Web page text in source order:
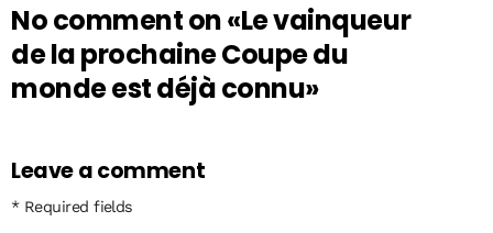
No comment on«Le vainqueur
de la prochaine Coupe du
monde est déjà connu»
Leave a comment
* Required fields